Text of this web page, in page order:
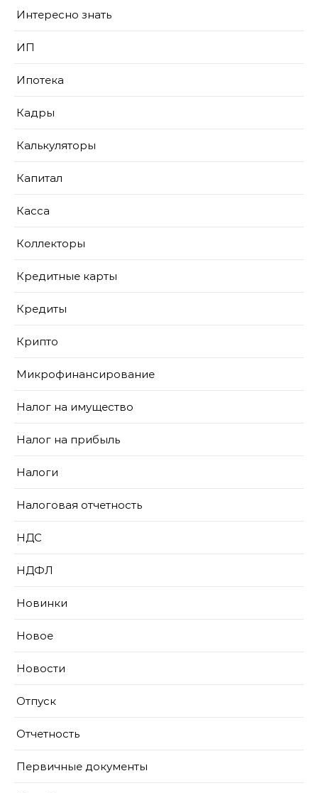
Интересно знать
ИП
Ипотека
Кадры
Калькуляторы
Капитал
Касса
Коллекторы
Кредитные карты
Кредиты
Крипто
Микрофинансирование
Налог на имущество
Налог на прибыль
Налоги
Налоговая отчетность
НДС
НДФЛ
Новинки
Новое
Новости
Отпуск
Отчетность
Первичные документы